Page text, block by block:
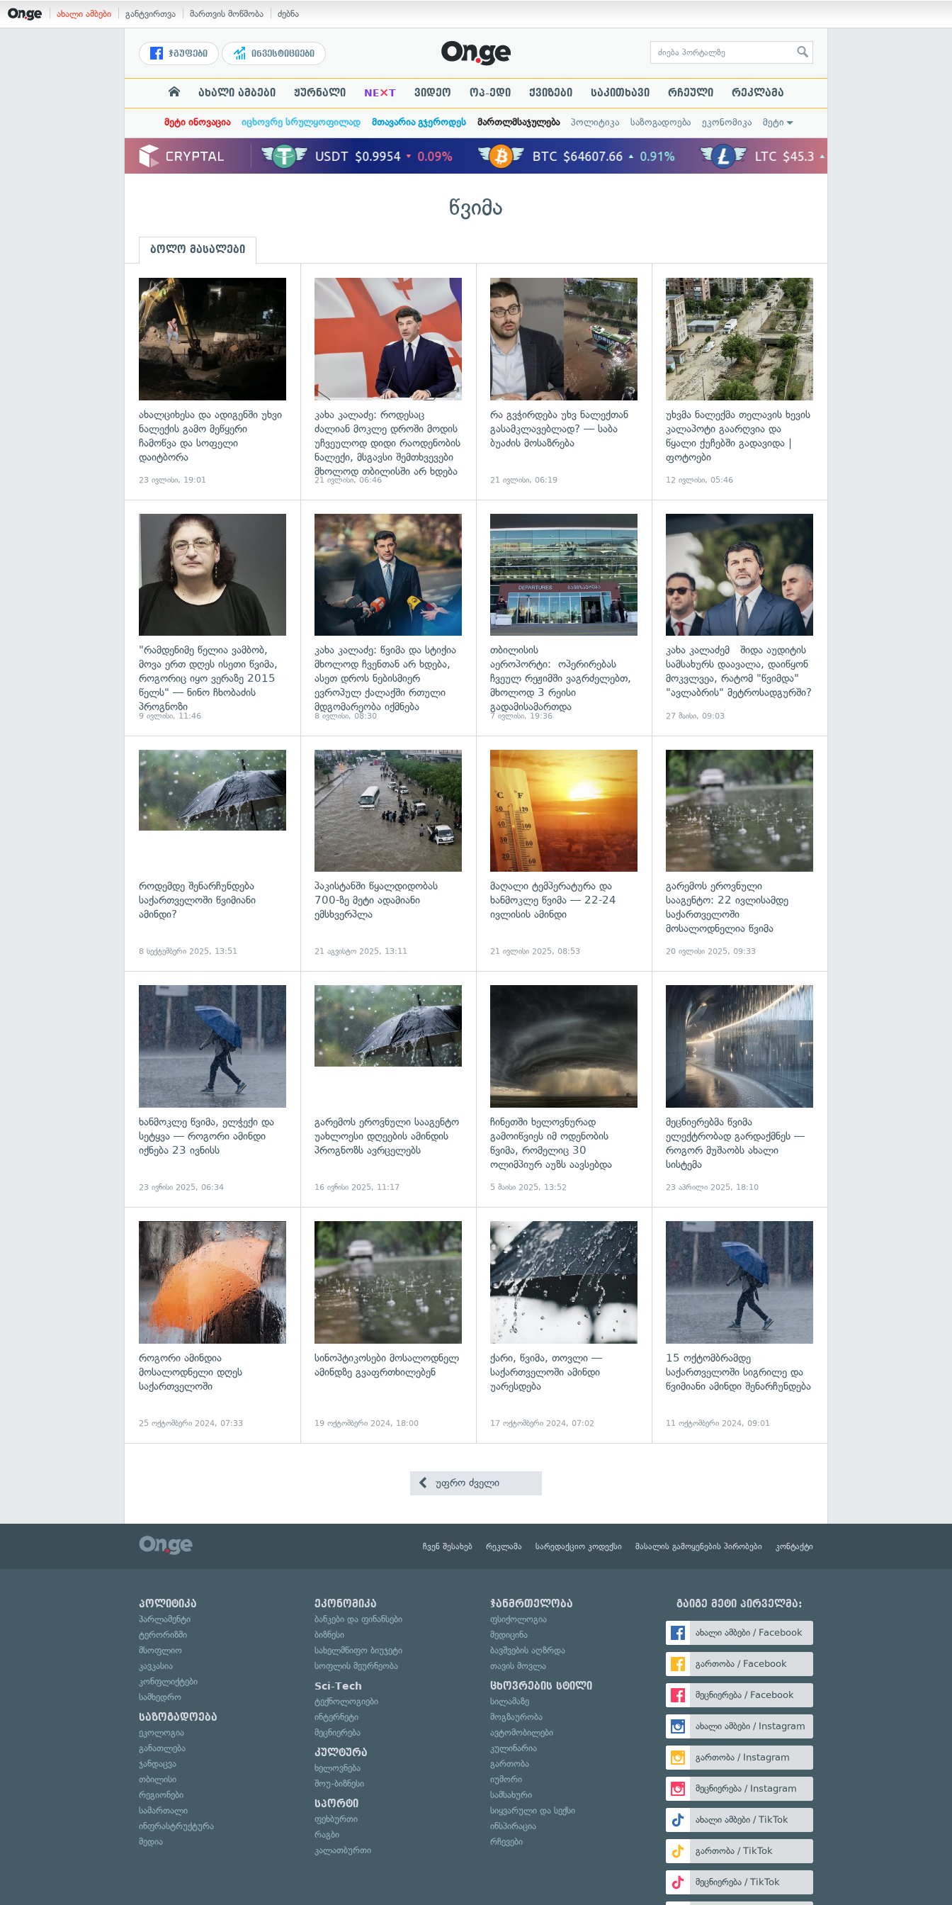
ახალი ამბები განტვირთვა მართვის მოწმობა ძებნა
ჯგუფები ინვესტიციები
ახალი ამბები ჟურნალი NE×T ვიდეო ოპ-ედი ქვიზები საკითხავი რჩეული რეკლამა
მეტი ინოვაცია იცხოვრე სრულყოფილად მთავარია გჯეროდეს მართლმსაჯულება პოლიტიკა საზოგადოება ეკონომიკა მეტი
წვიმა
ბოლო მასალები
გადახედვა
ახალციხესა და ადიგენში უხვი
ნალექის გამო მეწყერი
ჩამოწვა და სოფელი
დაიტბორა
23 ივლისი, 19:01
გადახედვა
კახა კალაძე: როდესაც
ძალიან მოკლე დროში მოდის
უჩვეულოდ დიდი რაოდენობის
ნალექი, მსგავსი შემთხვევები
მხოლოდ თბილისში არ ხდება
21 ივლისი, 06:46
გადახედვა
რა გვჭირდება უხვ ნალექთან
გასამკლავებლად? — საბა
ბუაძის მოსაზრება
21 ივლისი, 06:19
უხვმა ნალექმა თელავის ხევის
კალაპოტი გაარღვია და
წყალი ქუჩებში გადავიდა |
ფოტოები
12 ივლისი, 05:46
გადახედვა
"რამდენიმე წელია ვამბობ,
მოვა ერთ დღეს ისეთი წვიმა,
როგორიც იყო ვერაზე 2015
წელს" — ნინო ჩხობაძის
პროგნოზი
9 ივლისი, 11:46
გადახედვა
კახა კალაძე: წვიმა და სტიქია
მხოლოდ ჩვენთან არ ხდება,
ასეთ დროს ნებისმიერ
ევროპულ ქალაქში რთული
მდგომარეობა იქმნება
8 ივლისი, 08:30
თბილისის
აეროპორტი: ოპერირებას
ჩვეულ რეჟიმში ვაგრძელებთ,
მხოლოდ 3 რეისი
გადამისამართდა
7 ივლისი, 19:36
კახა კალაძემ შიდა აუდიტის
სამსახურს დაავალა, დაიწყონ
მოკვლვეა, რატომ "წვიმდა"
"ავლაბრის" მეტროსადგურში?
27 მაისი, 09:03
გადახედვა
როდემდე შენარჩუნდება
საქართველოში წვიმიანი
ამინდი?
8 სექტემბერი 2025, 13:51
გადახედვა
პაკისტანში წყალდიდობას
700-ზე მეტი ადამიანი
ემსხვერპლა
21 აგვისტო 2025, 13:11
გადახედვა
მაღალი ტემპერატურა და
ხანმოკლე წვიმა — 22-24
ივლისის ამინდი
21 ივლისი 2025, 08:53
გარემოს ეროვნული
სააგენტო: 22 ივლისამდე
საქართველოში
მოსალოდნელია წვიმა
20 ივლისი 2025, 09:33
გადახედვა
ხანმოკლე წვიმა, ელჭექი და
სეტყვა — როგორი ამინდი
იქნება 23 ივნისს
23 ივნისი 2025, 06:34
გარემოს ეროვნული სააგენტო
უახლოესი დღეების ამინდის
პროგნოზს ავრცელებს
16 ივნისი 2025, 11:17
გადახედვა
ჩინეთში ხელოვნურად
გამოიწვიეს იმ ოდენობის
წვიმა, რომელიც 30
ოლიმპიურ აუზს აავსებდა
5 მაისი 2025, 13:52
მეცნიერებმა წვიმა
ელექტრობად გარდაქმნეს —
როგორ მუშაობს ახალი
სისტემა
23 აპრილი 2025, 18:10
გადახედვა
როგორი ამინდია
მოსალოდნელი დღეს
საქართველოში
25 ოქტომბერი 2024, 07:33
გადახედვა
სინოპტიკოსები მოსალოდნელ
ამინდზე გვაფრთხილებენ
19 ოქტომბერი 2024, 18:00
გადახედვა
ქარი, წვიმა, თოვლი —
საქართველოში ამინდი
უარესდება
17 ოქტომბერი 2024, 07:02
15 ოქტომბრამდე
საქართველოში სიგრილე და
წვიმიანი ამინდი შენარჩუნდება
11 ოქტომბერი 2024, 09:01
უფრო ძველი
ჩვენ შესახებ რეკლამა სარედაქციო კოდექსი მასალის გამოყენების პირობები კონტაქტი
პოლიტიკა
პარლამენტი
ტერორიზმი
მსოფლიო
კავკასია
კონფლიქტები
სამხედრო
საზოგადოება
ეკოლოგია
განათლება
ჯანდაცვა
თბილისი
რეგიონები
სამართალი
ინფრასტრუქტურა
მედია
ეკონომიკა
ბანკები და ფინანსები
ბიზნესი
სახელმწიფო ბიუჯეტი
სოფლის მეურნეობა
Sci-Tech
ტექნოლოგიები
ინტერნეტი
მეცნიერება
კულტურა
ხელოვნება
შოუ-ბიზნესი
სპორტი
ფეხბურთი
რაგბი
კალათბურთი
ჯანმრთელობა
ფსიქოლოგია
მედიცინა
ბავშვების აღზრდა
თავის მოვლა
ცხოვრების სტილი
სილამაზე
მოგზაურობა
ავტომობილები
კულინარია
გართობა
იუმორი
სამსახური
სიყვარული და სექსი
ინსპირაცია
რჩევები
გაიგე მეტი პირველმა:
ახალი ამბები / Facebook
გართობა / Facebook
მეცნიერება / Facebook
ახალი ამბები / Instagram
გართობა / Instagram
მეცნიერება / Instagram
ახალი ამბები / TikTok
გართობა / TikTok
მეცნიერება / TikTok